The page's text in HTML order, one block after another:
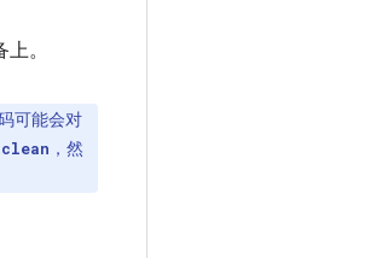
。
可能会对
，然